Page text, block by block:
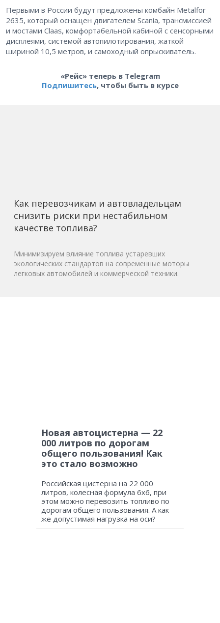
Первыми в России будут предложены комбайн Metalfor
2635, который оснащен двигателем Scania, трансмиссией
и мостами Claas, комфортабельной кабиной с сенсорными
дисплеями, системой автопилотирования, жаткой
шириной 10,5 метров, и самоходный опрыскиватель.
«Рейс» теперь в Telegram
Подпишитесь, чтобы быть в курсе
Как перевозчикам и автовладельцам
снизить риски при нестабильном
качестве топлива?
Минимизируем влияние топлива устаревших
экологических стандартов на современные моторы
легковых автомобилей и коммерческой техники.
Новая автоцистерна — 22
000 литров по дорогам
общего пользования! Как
это стало возможно
Российская цистерна на 22 000
литров, колесная формула 6х6, при
этом можно перевозить топливо по
дорогам общего пользования. А как
же допустимая нагрузка на оси?